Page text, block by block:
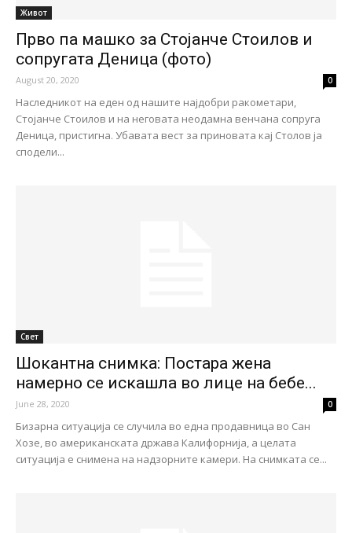
Живот
Прво па машко за Стојанче Стоилов и
сопругата Деница (фото)
August 20, 2020 0
Наследникот на еден од нашите најдобри ракометари,
Стојанче Стоилов и на неговата неодамна венчана сопруга
Деница, пристигна. Убавата вест за приновата кај Столов ја
сподели...
Свет
Шокантна снимка: Постара жена
намерно се искашла во лице на бебе...
June 28, 2020 0
Бизарна ситуација се случила во една продавница во Сан
Хозе, во американската држава Калифорнија, а целата
ситуација е снимена на надзорните камери. На снимката се...